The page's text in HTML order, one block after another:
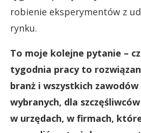
robienie eksperymentów z
rynku.
To moje kolejne pytanie –
tygodnia pracy to
branż i wszystkich
wybranych, dla
w urzędach, w firmach,